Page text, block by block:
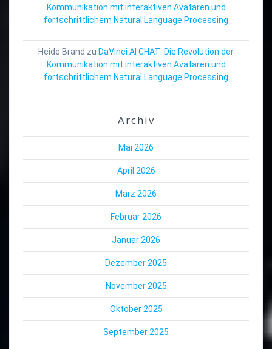
Kommunikation mit interaktiven Avataren und
fortschrittlichem Natural Language Processing
Heide Brand zu DaVinci AI CHAT: Die Revolution der
Kommunikation mit interaktiven Avataren und
fortschrittlichem Natural Language Processing
Archiv
Mai 2026
April 2026
März 2026
Februar 2026
Januar 2026
Dezember 2025
November 2025
Oktober 2025
September 2025